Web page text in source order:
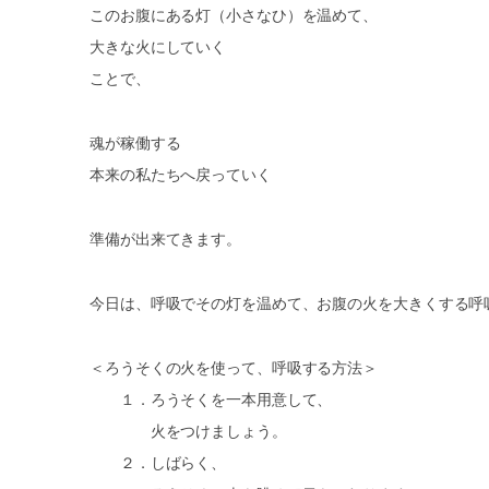
このお腹にある灯（小さなひ）を温めて、
大きな火にしていく
ことで、
魂が稼働する
本来の私たちへ戻っていく
準備が出来てきます。
今日は、呼吸でその灯を温めて、お腹の火を大きくする呼
＜ろうそくの火を使って、呼吸する方法＞
１．ろうそくを一本用意して、
火をつけましょう。
２．しばらく、